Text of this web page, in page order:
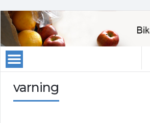
varning